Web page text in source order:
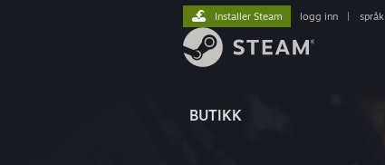
BUTIKK
Installer Steam logg inn språk